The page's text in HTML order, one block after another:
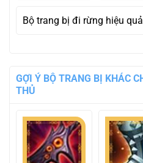
Bộ trang bị đi rừng hiệu
GỢI Ý BỘ TRANG BỊ KHÁC
THỦ